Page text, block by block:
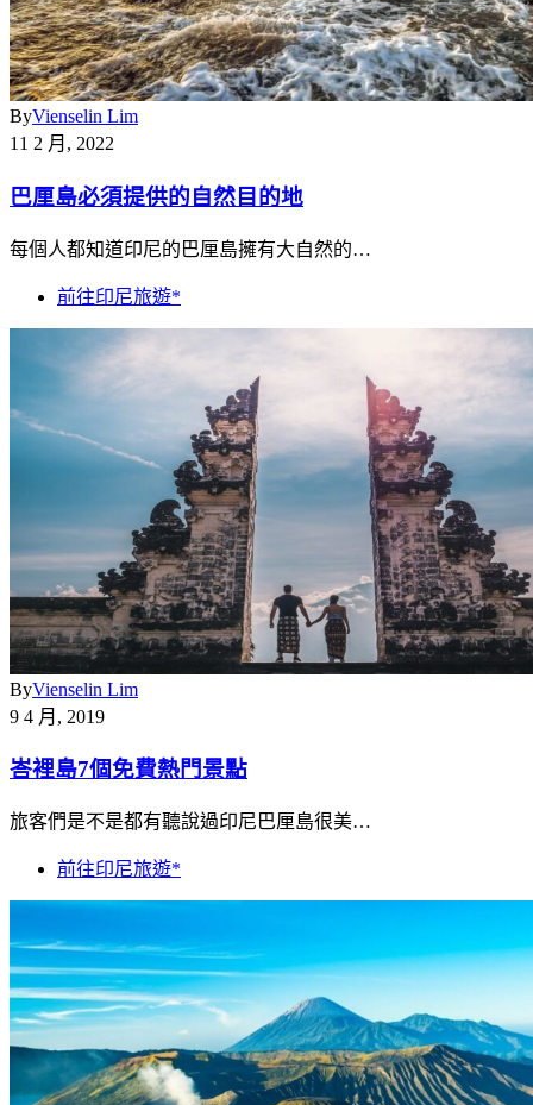
ByVienselin Lim
11 2 月, 2022
巴厘島必須提供的自然目的地
每個人都知道印尼的巴厘島擁有大自然的…
前往印尼旅遊*
ByVienselin Lim
9 4 月, 2019
峇裡島7個免費熱門景點
旅客們是不是都有聽說過印尼巴厘島很美…
前往印尼旅遊*